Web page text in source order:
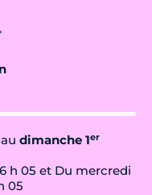
dimanche 1er
h 05 et Du mercredi
05